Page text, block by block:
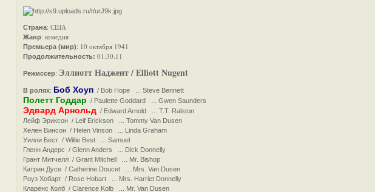
Страна:США
Жанр:комедия
Премьера (мир): 10 октября 1941
Продолжительность:01:30:11
Режиссер: Эллиотт Наджент / Elliott Nugent
В ролях: Боб Хоуп / Bob Hope ... Steve Bennett
Полетт Годдар / Paulette Goddard ... Gwen Saunders
Эдвард Арнольд / Edward Arnold ... T.T. Ralston
Лейф Эриксон / Leif Erickson ... Tommy Van Dusen
Хелен Винсон / Helen Vinson ... Linda Graham
Уилли Бест / Willie Best ... Samuel
Гленн Андерс / Glenn Anders ... Dick Donnelly
Грант Митчелл / Grant Mitchell ... Mr. Bishop
Катрин Дусе / Catherine Doucet ... Mrs. Van Dusen
Роуз Хобарт / Rose Hobart ... Mrs. Harriet Donnelly
Кларенс Колб / Clarence Kolb ... Mr. Van Dusen